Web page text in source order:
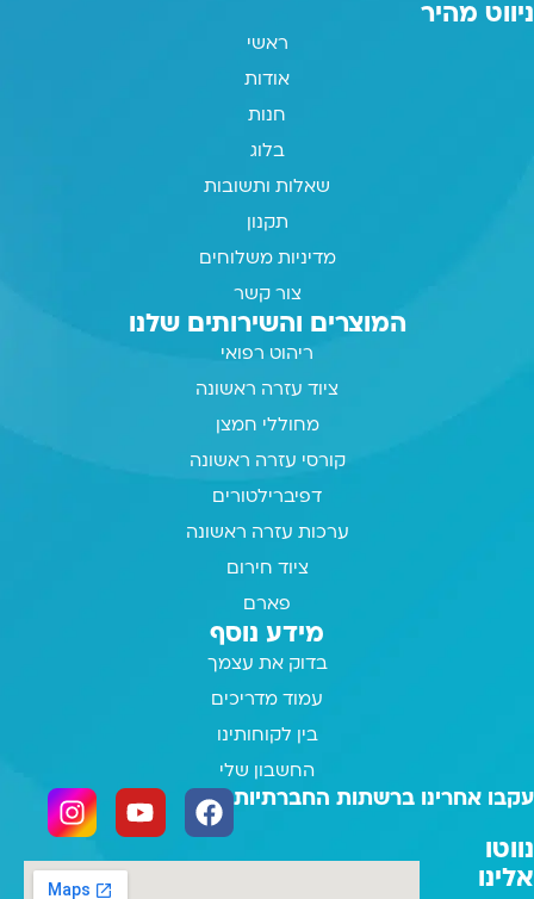
ניווט מהיר
ראשי
אודות
חנות
בלוג
שאלות ותשובות
תקנון
מדיניות משלוחים
צור קשר
המוצרים והשירותים שלנו
ריהוט רפואי
ציוד עזרה ראשונה
מחוללי חמצן
קורסי עזרה ראשונה
דפיברילטורים
ערכות עזרה ראשונה
ציוד חירום
פארם
מידע נוסף
בדוק את עצמך
עמוד מדריכים
בין לקוחותינו
החשבון שלי
עקבו אחרינו ברשתות החברתיות
נווטו
אלינו